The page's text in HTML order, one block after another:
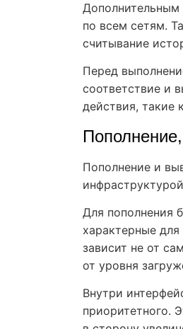
Дополнительным
по всем сетям.
считывание
Перед
соответствие и
действия, такие
Пополнение и
Для пополнения
характерные
зависит не от
от уровня
Внутри
приоритетного.